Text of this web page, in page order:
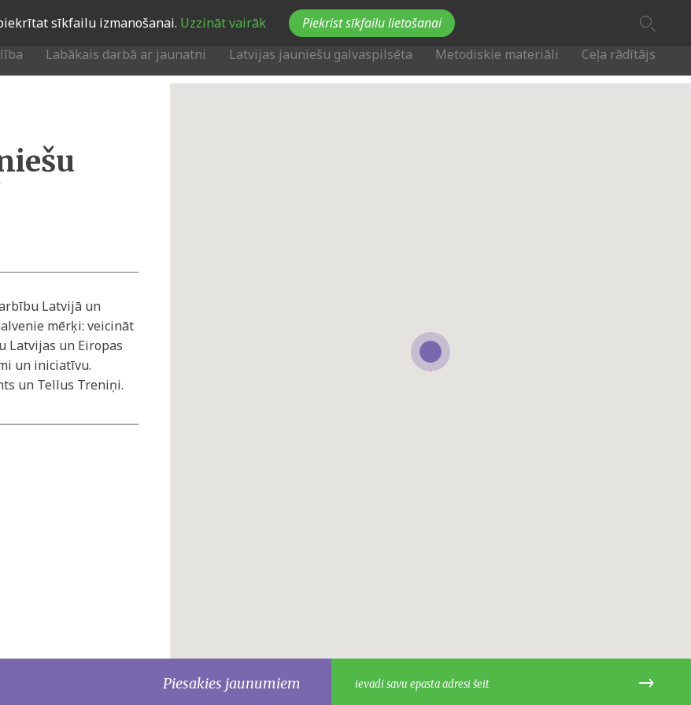
sīkfailu izmanošanai. Uzzināt vairāk Piekrist sīkfailu lietošanai
Labākais darbā ar jaunatni Latvijas jauniešu galvaspilsēta Metodiskie materiāli Ceļa rādītājs
Latvijā un
mērķi: veicināt
Latvijas un Eiropas
un iniciatīvu.
un Tellus Treniņi.
Piesakies jaunumiem